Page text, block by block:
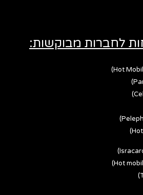
לחברות מבוקשות: